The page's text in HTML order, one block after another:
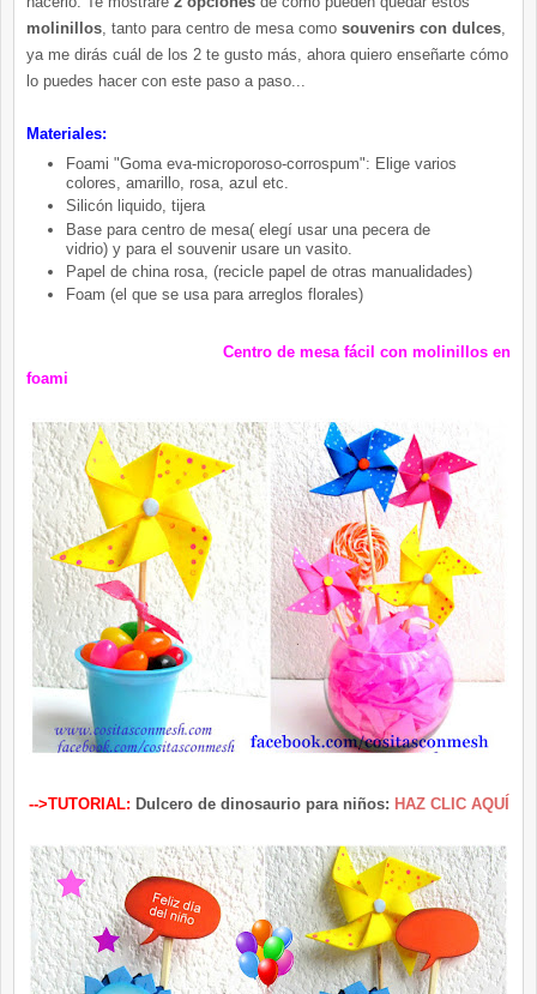
molinillos , tanto para centro de mesa como souvenirs con dulces
ya me dirás cuál de los 2 te gusto más, ahora quiero enseñarte cómo
lo puedes hacer con este paso a paso...
Materiales:
Foami "Goma eva-microporoso-corrospum": Elige varios
colores, amarillo, rosa, azul etc.
Silicón liquido, tijera
Base para centro de mesa( elegí usar una pecera de
vidrio) y para el souvenir usare un vasito.
Papel de china rosa, (recicle papel de otras manualidades)
Foam (el que se usa para arreglos florales)
Centro de mesa fácil con molinillos en
foami
-->TUTORIAL: Dulcero de dinosaurio para niños: HAZ CLIC AQUÍ